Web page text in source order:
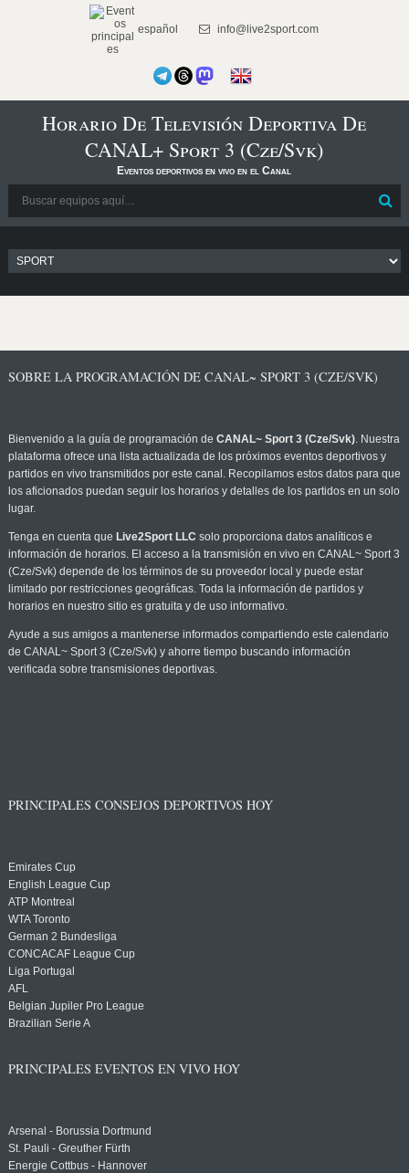
español info@live2sport.com
Horario De Televisión Deportiva De
CANAL+ Sport 3 (Cze/Svk)
Eventos deportivos en vivo en el Canal
SOBRE LA PROGRAMACIÓN DE CANAL~ SPORT 3 (CZE/SVK)
Bienvenido a la guía de programación de CANAL~ Sport 3 (Cze/Svk). Nuestra
plataforma ofrece una lista actualizada de los próximos eventos deportivos y
partidos en vivo transmitidos por este canal. Recopilamos estos datos para que
los aficionados puedan seguir los horarios y detalles de los partidos en un solo
lugar.
Tenga en cuenta que Live2Sport LLC solo proporciona datos analíticos e
información de horarios. El acceso a la transmisión en vivo en CANAL~ Sport 3
(Cze/Svk) depende de los términos de su proveedor local y puede estar
limitado por restricciones geográficas. Toda la información de partidos y
horarios en nuestro sitio es gratuita y de uso informativo.
Ayude a sus amigos a mantenerse informados compartiendo este calendario
de CANAL~ Sport 3 (Cze/Svk) y ahorre tiempo buscando información
verificada sobre transmisiones deportivas.
PRINCIPALES CONSEJOS DEPORTIVOS HOY
Emirates Cup
English League Cup
ATP Montreal
WTA Toronto
German 2 Bundesliga
CONCACAF League Cup
Liga Portugal
AFL
Belgian Jupiler Pro League
Brazilian Serie A
PRINCIPALES EVENTOS EN VIVO HOY
Arsenal - Borussia Dortmund
St. Pauli - Greuther Fürth
Energie Cottbus - Hannover